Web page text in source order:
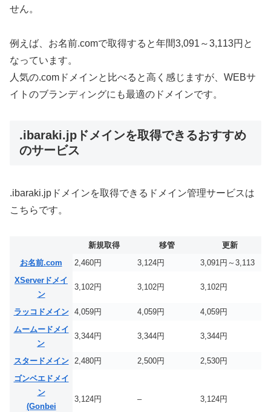
せん。
例えば、お名前.comで取得すると年間3,091～3,113円と
なっています。
人気の.comドメインと比べると高く感じますが、WEBサ
イトのブランディングにも最適のドメインです。
.ibaraki.jpドメインを取得できるおすすめ
のサービス
.ibaraki.jpドメインを取得できるドメイン管理サービスは
こちらです。
新規取得 移管
更新
お名前.com
2,460円 3,124円
3,091円～3,113
XServerドメイ
ン
3,102円 3,102円 3,102円
ラッコドメイン 4,059円 4,059円
4,059円
ムームードメイ
ン
3,344円 3,344円 3,344円
スタードメイン 2,480円 2,500円
2,530円
ゴンベエドメイ
ン
(Gonbei
3,124円 – 3,124円